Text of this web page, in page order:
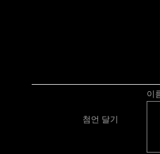
첨언 달기
이